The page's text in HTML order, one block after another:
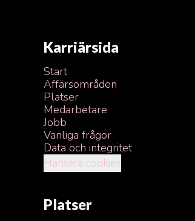
Karriärsida
Start
Affärsområden
Platser
Medarbetare
Jobb
Vanliga frågor
Data och integritet
Hantera cookies
Platser